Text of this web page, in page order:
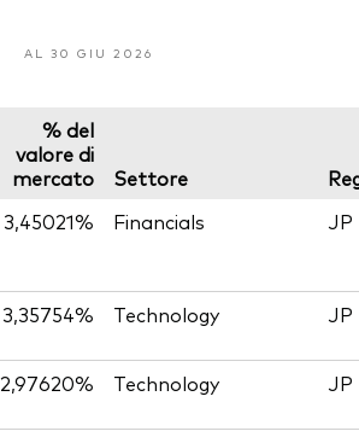
AL 30 GIU 2026
% del
valore di
mercato
Settore
3,45021% Financials JP
3,35754% Technology JP
2,97620% Technology JP